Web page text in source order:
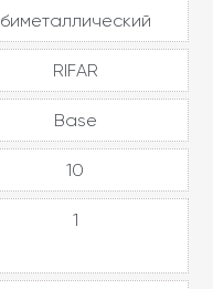
биметаллический
RIFAR
Base
10
1